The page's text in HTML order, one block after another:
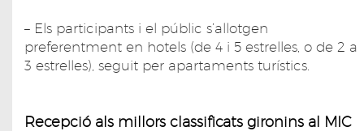
– Els participants i el públic s’allotgen
preferentment en hotels (de 4 i 5 estrelles, o de 2 a
3 estrelles), seguit per apartaments turístics.
Recepció als millors classificats gironins al MIC